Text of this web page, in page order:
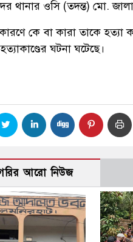
থানার ওসি (তদন্ত) মো.
কে বা কারা তাকে হত্যা
ঘটনা ঘটেছে।
আরো নিউজ